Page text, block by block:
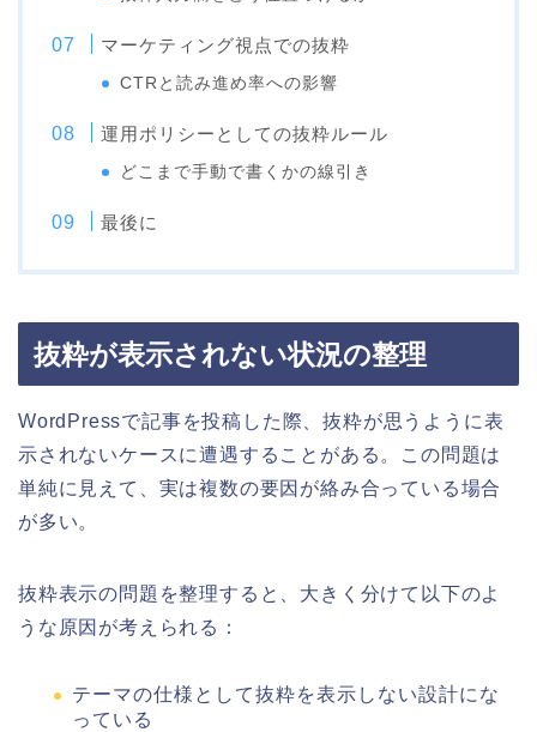
マーケティング視点での抜粋
CTRと読み進め率への影響
運用ポリシーとしての抜粋ルール
どこまで手動で書くかの線引き
最後に
抜粋が表示されない状況の整理
WordPressで記事を投稿した際、抜粋が思うように表
示されないケースに遭遇することがある。この問題は
単純に見えて、実は複数の要因が絡み合っている場合
が多い。
抜粋表示の問題を整理すると、大きく分けて以下のよ
うな原因が考えられる：
テーマの仕様として抜粋を表示しない設計にな
っている